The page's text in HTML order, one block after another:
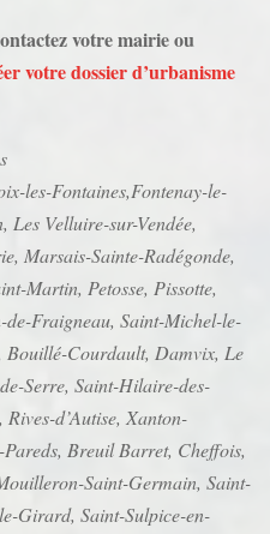
votre mairie ou
votre dossier d’urbanisme
les-Fontaines,Fontenay-le-
Les Velluire-sur-Vendée,
Marsais-Sainte-Radégonde,
Martin, Petosse, Pissotte,
Fraigneau, Saint-Michel-le-
Bouillé-Courdault, Damvix, Le
Serre, Saint-Hilaire-des-
d’Autise, Xanton-
Breuil Barret, Cheffois,
Saint-Germain, Saint-
Girard, Saint-Sulpice-en-